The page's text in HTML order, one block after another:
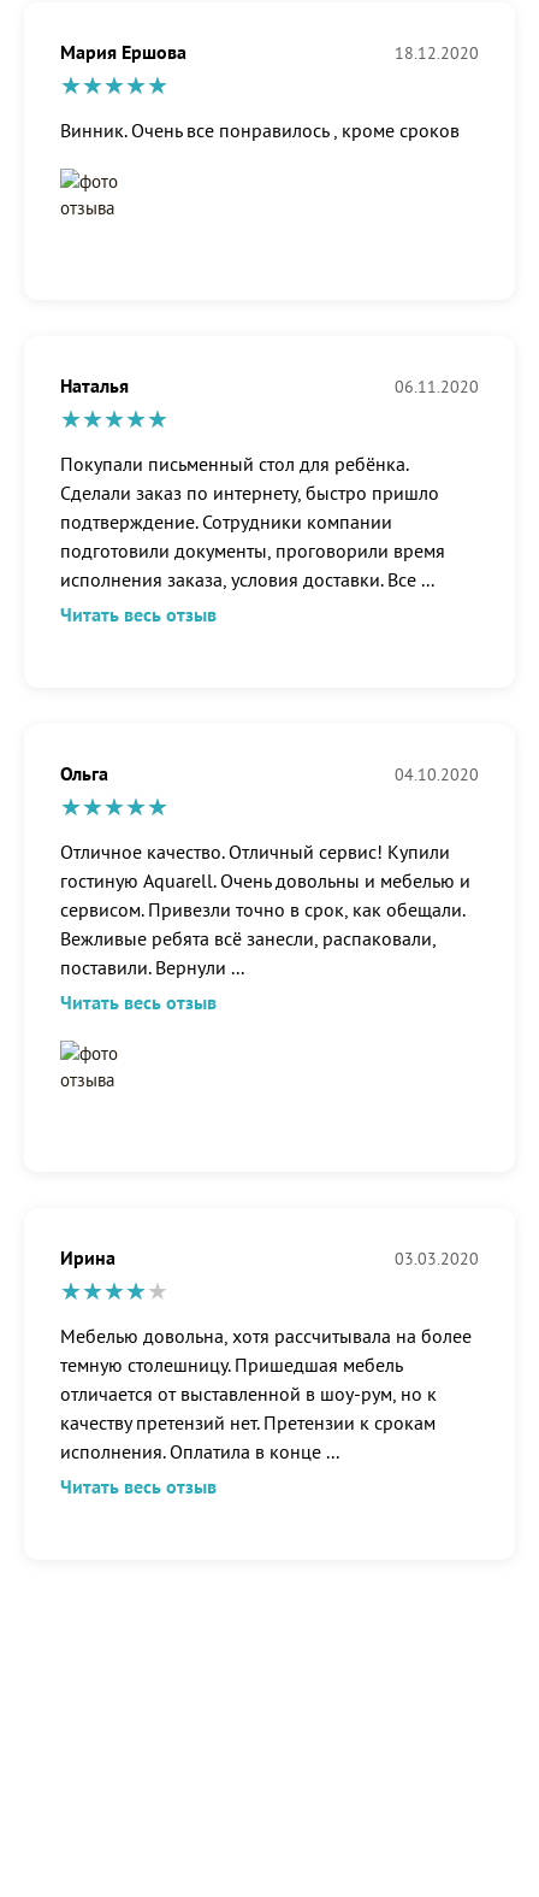
Мария Ершова 18.12.2020
Винник. Очень все понравилось , кроме сроков
Наталья 06.11.2020
Покупали письменный стол для ребёнка.
Сделали заказ по интернету, быстро пришло
подтверждение. Сотрудники компании
подготовили документы, проговорили время
исполнения заказа, условия доставки. Все ...
Читать весь отзыв
Ольга 04.10.2020
Отличное качество. Отличный сервис! Купили
гостиную Aquarell. Очень довольны и мебелью и
сервисом. Привезли точно в срок, как обещали.
Вежливые ребята всё занесли, распаковали,
поставили. Вернули ...
Читать весь отзыв
Ирина 03.03.2020
Мебелью довольна, хотя рассчитывала на более
темную столешницу. Пришедшая мебель
отличается от выставленной в шоу-рум, но к
качеству претензий нет. Претензии к срокам
исполнения. Оплатила в конце ...
Читать весь отзыв